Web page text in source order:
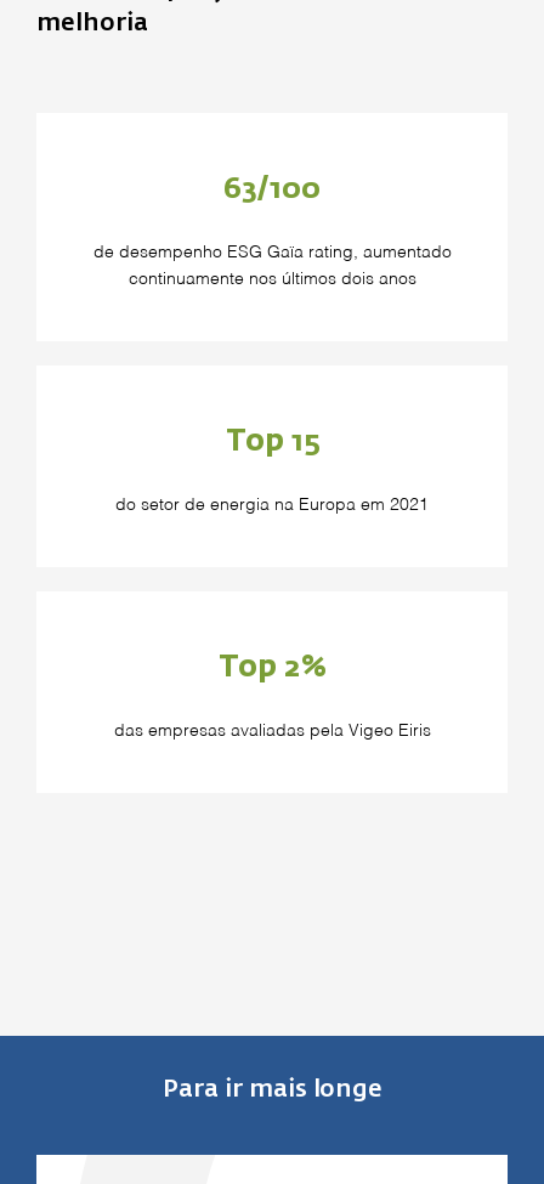
melhoria
63/100
de desempenho ESG Gaïa rating, aumentado
continuamente nos últimos dois anos
Top 15
do setor de energia na Europa em 2021
Top 2%
das empresas avaliadas pela Vigeo Eiris
Para ir mais longe